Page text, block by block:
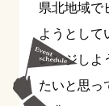
県北地域で
ようとして
レンジしよ
たいと思っ